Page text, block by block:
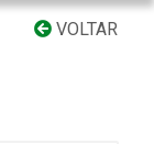
VOLTAR